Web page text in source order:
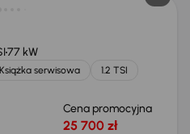
77 kW
Książka serwisowa
1.2 TSI
Cena promocyjna
25 700 zł